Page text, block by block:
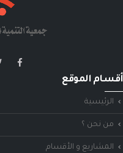
أقسام الموقع
الرئيسية
من نحن ؟
المشاريع و الأقسام